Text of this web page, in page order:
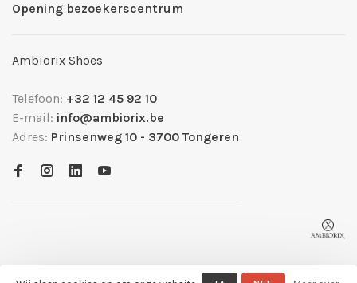
Opening bezoekerscentrum
Ambiorix Shoes
Telefoon: +32 12 45 92 10
E-mail: info@ambiorix.be
Adres: Prinsenweg 10 - 3700 Tongeren